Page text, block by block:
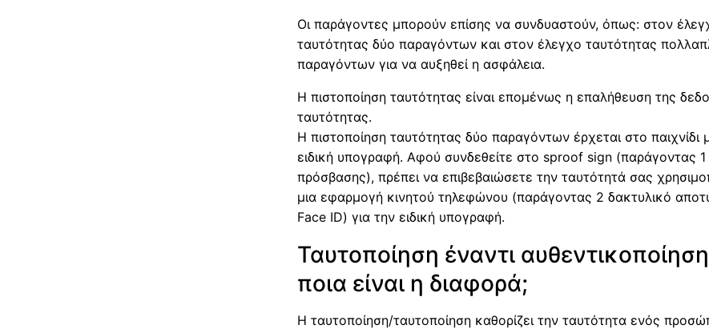
Οι παράγοντες μπορούν επίσης να συνδυαστούν, όπως: στον
ταυτότητας δύο παραγόντων και στον έλεγχο ταυτότητας
παραγόντων για να αυξηθεί η ασφάλεια.
Η πιστοποίηση ταυτότητας είναι επομένως η επαλήθευση της
ταυτότητας.
Η πιστοποίηση ταυτότητας δύο παραγόντων έρχεται στο παιχνίδι
ειδική υπογραφή. Αφού συνδεθείτε στο sproof sign (παράγοντας
πρόσβασης), πρέπει να επιβεβαιώσετε την ταυτότητά σας
μια εφαρμογή κινητού τηλεφώνου (παράγοντας 2 δακτυλικό
Face ID) για την ειδική υπογραφή.
Ταυτοποίηση έναντι
ποια είναι η διαφορά;
Η ταυτοποίηση/ταυτοποίηση καθορίζει την ταυτότητα ενός